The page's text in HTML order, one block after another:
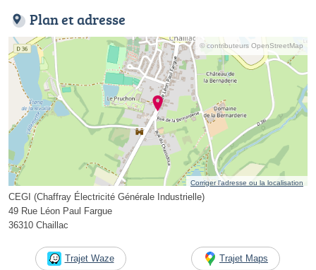
Plan et adresse
© contributeurs OpenStreetMap
Corriger l’adresse ou la localisation
CEGI (Chaffray Électricité Générale Industrielle)
49 Rue Léon Paul Fargue
36310 Chaillac
Trajet Waze Trajet Maps